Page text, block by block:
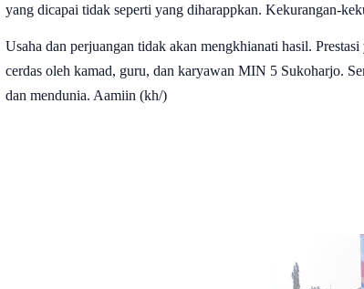
yang dicapai tidak seperti yang diharappkan. Kekurangan-
Usaha dan perjuangan tidak akan mengkhianati hasil.
cerdas oleh kamad, guru, dan karyawan MIN 5 Sukoharjo.
dan mendunia. Aamiin (kh/)